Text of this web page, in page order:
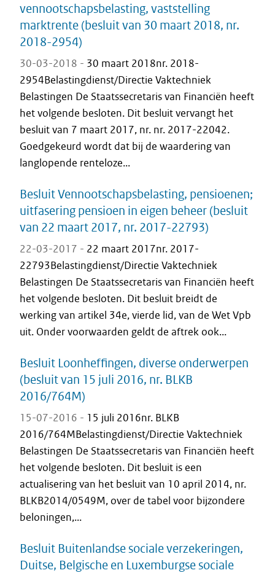
vennootschapsbelasting, vaststelling
marktrente (besluit van 30 maart 2018, nr.
2018-2954)
30-03-2018 - 30 maart 2018nr. 2018-
2954Belastingdienst/Directie Vaktechniek
Belastingen De Staatssecretaris van Financiën heeft
het volgende besloten. Dit besluit vervangt het
besluit van 7 maart 2017, nr. nr. 2017-22042.
Goedgekeurd wordt dat bij de waardering van
langlopende renteloze...
Besluit Vennootschapsbelasting, pensioenen;
uitfasering pensioen in eigen beheer (besluit
van 22 maart 2017, nr. 2017-22793)
22-03-2017 - 22 maart 2017nr. 2017-
22793Belastingdienst/Directie Vaktechniek
Belastingen De Staatssecretaris van Financiën heeft
het volgende besloten. Dit besluit breidt de
werking van artikel 34e, vierde lid, van de Wet Vpb
uit. Onder voorwaarden geldt de aftrek ook...
Besluit Loonheffingen, diverse onderwerpen
(besluit van 15 juli 2016, nr. BLKB
2016/764M)
15-07-2016 - 15 juli 2016nr. BLKB
2016/764MBelastingdienst/Directie Vaktechniek
Belastingen De Staatssecretaris van Financiën heeft
het volgende besloten. Dit besluit is een
actualisering van het besluit van 10 april 2014, nr.
BLKB2014/0549M, over de tabel voor bijzondere
beloningen,...
Besluit Buitenlandse sociale verzekeringen,
Duitse, Belgische en Luxemburgse sociale